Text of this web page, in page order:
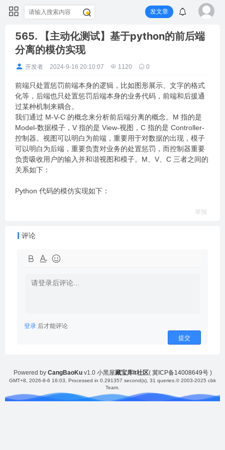
发文章
565. 【主动化测试】基于python的前后端
分离的模仿实现
开发者 2024-9-16 20:10:07 1120 0
前端只处置惩罚前端本身的逻辑，比如图形展示、文字的格式
化等，后端也只处置惩罚后端本身的业务代码，前端和后援通
过某种机制来耦合。
我们通过 M-V-C 的概念来分析前后端分离的概念。M 指的是
Model-数据模子，V 指的是 View-视图，C 指的是 Controller-
控制器。视图可以明白为前端，重要用于对数据的出现，模子
可以明白为后端，重要负责对业务的处置惩罚，而控制器重要
负责吸收用户的输入并和谐视图和模子。M、V、C 三者之间的
关系如下：
Python 代码的模仿实现如下：
举报
评论
登录 后才能评论
提交
Powered by CangBaoKu v1.0 小黑屋藏宝库It社区( 冀ICP备14008649号)
GMT+8, 2026-8-6 16:03 , Processed in 0.291357 second(s), 31 queries. © 2003-2025 cbk
Team.